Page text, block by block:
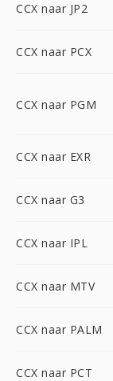
CCX naar JP2
CCX naar PCX
CCX naar PGM
CCX naar EXR
CCX naar G3
CCX naar IPL
CCX naar MTV
CCX naar PALM
CCX naar PCT